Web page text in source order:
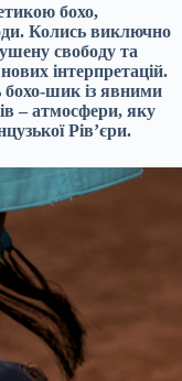
бохо,
Колись виключно
свободу та
інтерпретацій.
бохо-шик із явними
– атмосфери, яку
Рів’єри.